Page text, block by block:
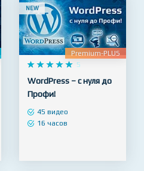
NEW
Premium-PLUS
    
     5
WordPress – с нуля до
Профи!
45 видео
16 часов